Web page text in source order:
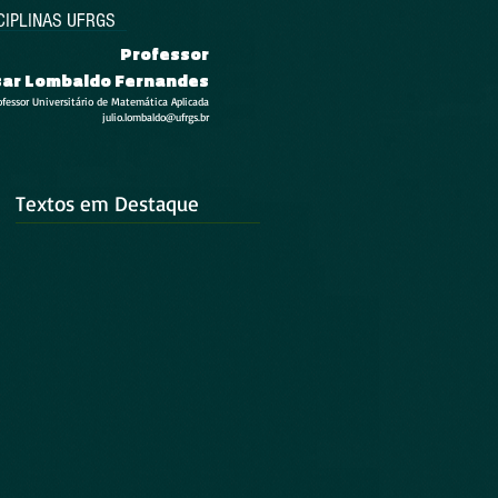
UFRGS
Professor
Lombaldo Fernandes
Universitário de Matemática Aplicada
julio.lombaldo@ufrgs.br
Textos em Destaque